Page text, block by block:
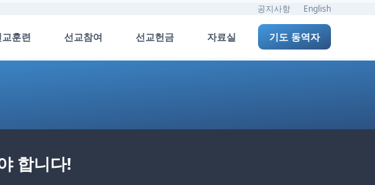
공지사항 English
훈련 선교참여 선교헌금 자료실 기도 동역자
합니다!